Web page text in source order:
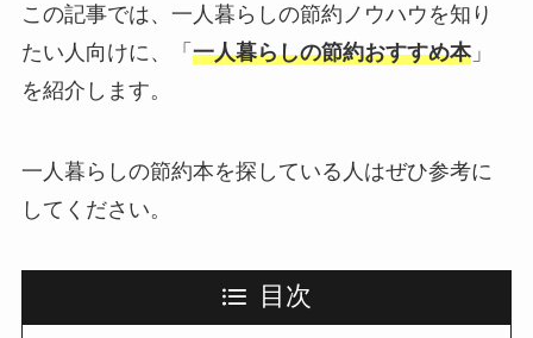
この記事では、一人暮らしの節約ノウハウを知り
たい人向けに、「 一人暮らしの節約おすすめ本」
を紹介します。
一人暮らしの節約本を探している人はぜひ参考に
してください。
目次